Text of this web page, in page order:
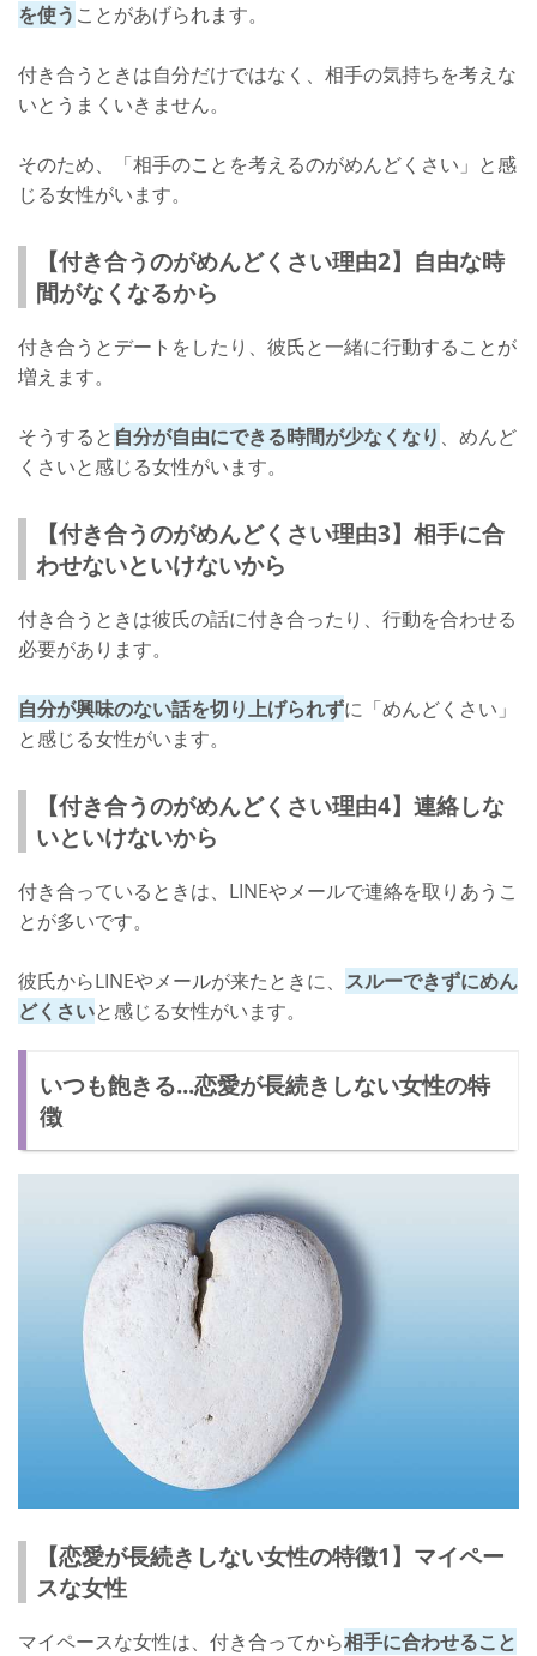
を使う ことがあげられます。
付き合うときは自分だけではなく、相手の気持ちを考えな
いとうまくいきません。
そのため、「相手のことを考えるのがめんどくさい」と感
じる女性がいます。
【付き合うのがめんどくさい理由2】自由な時
間がなくなるから
付き合うとデートをしたり、彼氏と一緒に行動することが
増えます。
そうすると 自分が自由にできる時間が少なくなり 、めんど
くさいと感じる女性がいます。
【付き合うのがめんどくさい理由3】相手に合
わせないといけないから
付き合うときは彼氏の話に付き合ったり、行動を合わせる
必要があります。
自分が興味のない話を切り上げられずに「めんどくさい」
と感じる女性がいます。
【付き合うのがめんどくさい理由4】連絡しな
いといけないから
付き合っているときは、LINEやメールで連絡を取りあうこ
とが多いです。
彼氏からLINEやメールが来たときに、 スルーできずにめん
どくさいと感じる女性がいます。
いつも飽きる...恋愛が長続きしない女性の特
徴
【恋愛が長続きしない女性の特徴1】マイペー
スな女性
マイペースな女性は、付き合ってから相手に合わせること